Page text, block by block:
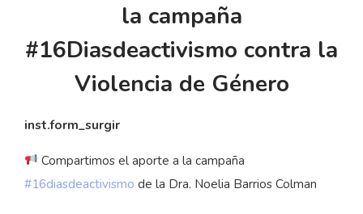
la campaña
#16Diasdeactivismo contra la
Violencia de Género
inst.form_surgir
Compartimos el aporte a la campaña
#16diasdeactivismo de la Dra. Noelia Barrios Colman